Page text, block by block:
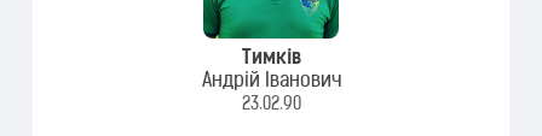
Тимків
Андрій Іванович
23.02.90